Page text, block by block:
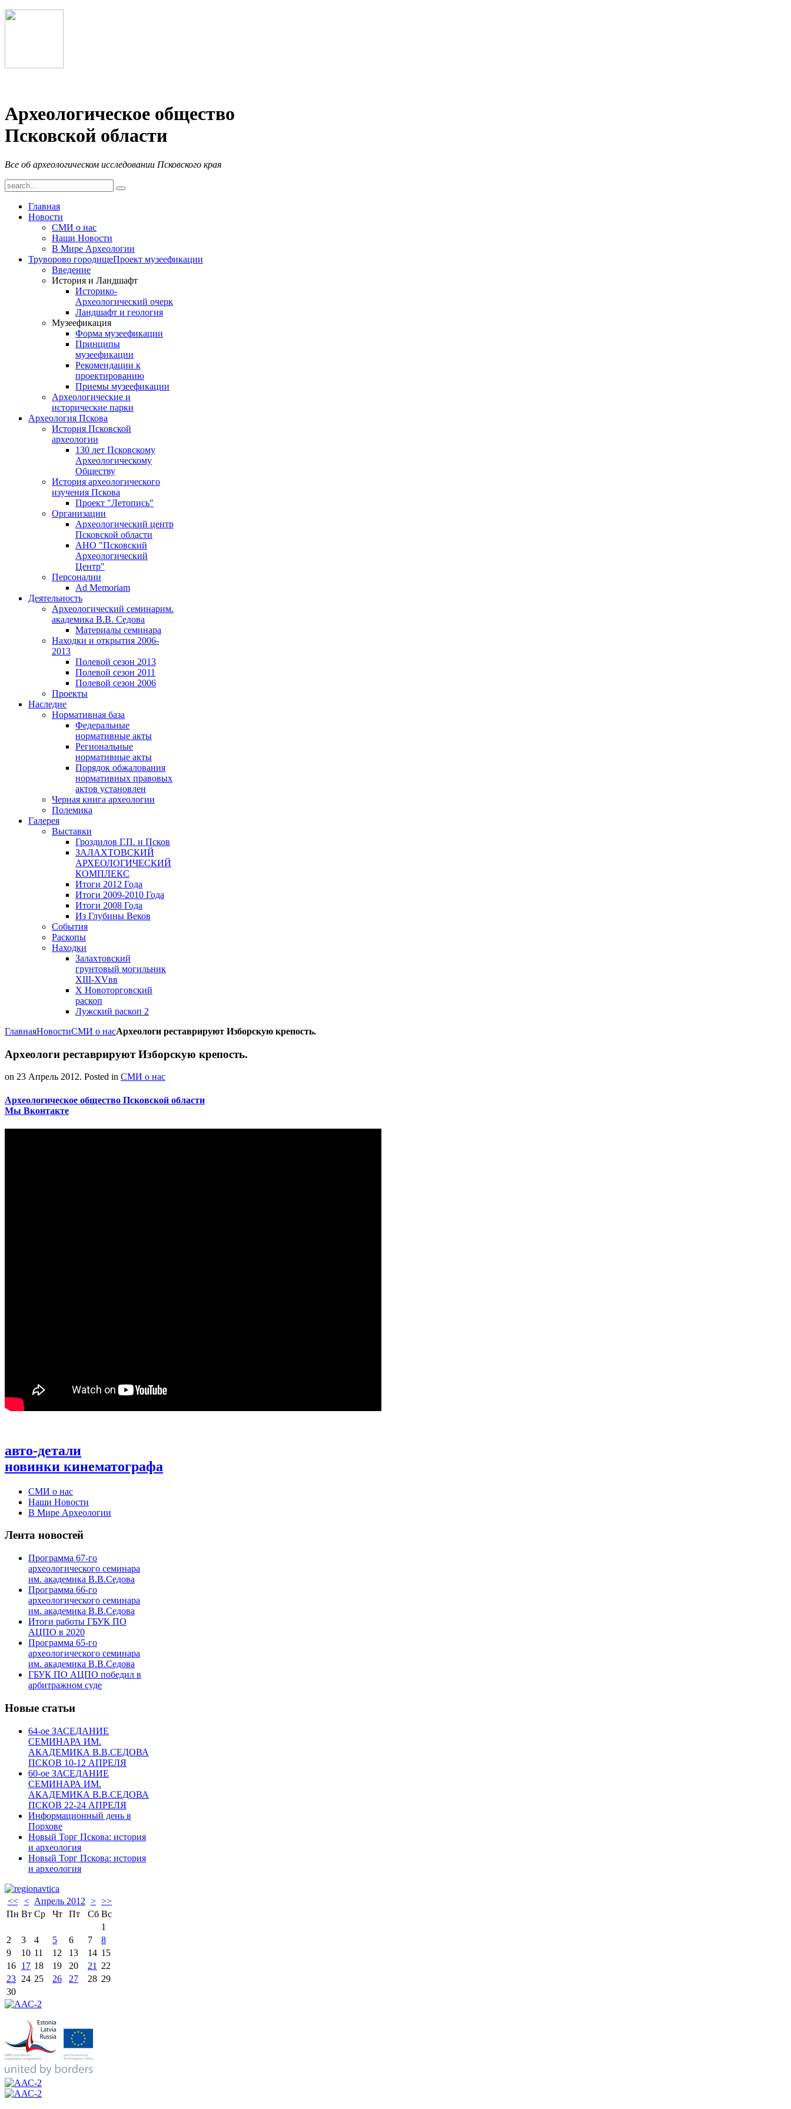
Археологическое общество
Псковской области
Все об археологическом исследовании Псковского края
Главная
Новости
СМИ о нас
Наши Новости
В Мире Археологии
Труворово городищеПроект музеефикации
Введение
История и Ландшафт
Историко-
Археологический очерк
Ландшафт и геология
Музеефикация
Форма музеефикации
Принципы
музеефикации
Рекомендации к
проектированию
Приемы музеефикации
Археологические и
исторические парки
Археология Пскова
История Псковской
археологии
130 лет Псковскому
Археологическому
Обществу
История археологического
изучения Пскова
Проект "Летопись"
Организации
Археологический центр
Псковской области
АНО "Псковский
Археологический
Центр"
Персоналии
Ad Memoriam
Деятельность
Археологический семинарим.
академика В.В. Седова
Материалы семинара
Находки и открытия 2006-
2013
Полевой сезон 2013
Полевой сезон 2011
Полевой сезон 2006
Проекты
Наследие
Нормативная база
Федеральные
нормативные акты
Региональные
нормативные акты
Порядок обжалования
нормативных правовых
актов установлен
Черная книга археологии
Полемика
Галерея
Выставки
Гроздилов Г.П. и Псков
ЗАЛАХТОВСКИЙ
АРХЕОЛОГИЧЕСКИЙ
КОМПЛЕКС
Итоги 2012 Года
Итоги 2009-2010 Года
Итоги 2008 Года
Из Глубины Веков
События
Раскопы
Находки
Залахтовский
грунтовый могильник
XIII-XVвв
X Новоторговский
раскоп
Лужский раскоп 2
ГлавнаяНовостиСМИ о насАрхеологи реставрируют Изборскую крепость.
Археологи реставрируют Изборскую крепость.
on 23 Апрель 2012. Posted in СМИ о нас
Археологическое общество Псковской области
Мы Вконтакте
авто-детали
новинки кинематографа
СМИ о нас
Наши Новости
В Мире Археологии
Лента новостей
Программа 67-го
археологического семинара
им. академика В.В.Седова
Программа 66-го
археологического семинара
им. академика В.В.Седова
Итоги работы ГБУК ПО
АЦПО в 2020
Программа 65-го
археологического семинара
им. академика В.В.Седова
ГБУК ПО АЦПО победил в
арбитражном суде
Новые статьи
64-ое ЗАСЕДАНИЕ
СЕМИНАРА ИМ.
АКАДЕМИКА В.В.СЕДОВА
ПСКОВ 10-12 АПРЕЛЯ
60-ое ЗАСЕДАНИЕ
СЕМИНАРА ИМ.
АКАДЕМИКА В.В.СЕДОВА
ПСКОВ 22-24 АПРЕЛЯ
Информационный день в
Порхове
Новый Торг Пскова: история
и археология
Новый Торг Пскова: история
и археология
<< < Апрель 2012 > >>
Пн Вт Ср Чт Пт Сб Вс
1
2
3 4 5 6 7
8
9
10 11 12 13 14 15
16 17 18 19 20 21
22
23 24 25 26 27 28 29
30